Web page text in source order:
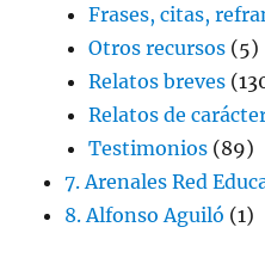
Frases, citas,
Otros recursos (5)
Relatos breves
Relatos de
Testimonios (89)
7. Arenales Red
8. Alfonso Aguiló (1)